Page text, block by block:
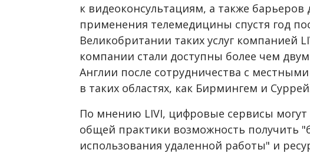
к видеоконсультациям, а также барьеров
применения телемедицины спустя год
Великобритании таких услуг компанией
компании стали доступны более чем
Англии после сотрудничества с
в таких областях, как Бирмингем и
По мнению LIVI, цифровые сервисы
общей практики возможность получить
использования удаленной работы" и